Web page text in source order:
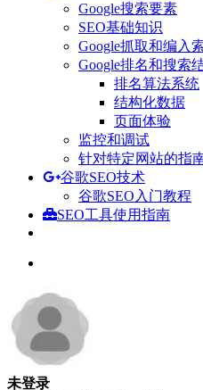
Google搜索要素
SEO基础知识
Google抓取和编入索
Google排名和搜索
排名算法系统
结构化数据
页面体验
监控和调试
针对特定网站的指
谷歌SEO技术
谷歌SEO入门教程
SEO工具使用指南
未登录